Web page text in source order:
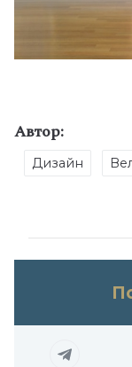
Автор:
Дизайн